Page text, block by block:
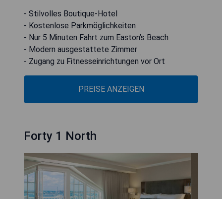
- Stilvolles Boutique-Hotel
- Kostenlose Parkmöglichkeiten
- Nur 5 Minuten Fahrt zum Easton’s Beach
- Modern ausgestattete Zimmer
- Zugang zu Fitnesseinrichtungen vor Ort
PREISE ANZEIGEN
Forty 1 North